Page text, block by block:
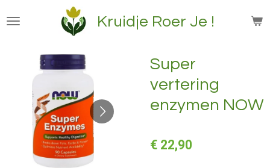
direct
hoofdinhoud
Kruidje Roer Je !
Super
vertering
enzymen NOW
€ 22,90